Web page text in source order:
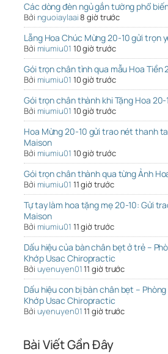
Các dòng đèn ngủ gắn tường phổ
Bởi nguoiaylaai8 giờ trước
Lẵng Hoa Chúc Mừng 20-10 gửi trọn
Bởi miumiu01 10 giờ trước
Gói trọn chân tình qua mẫu Hoa Tiền
Bởi miumiu01 10 giờ trước
Gói trọn chân thành khi Tặng Hoa 20-
Bởi miumiu01 10 giờ trước
Hoa Mừng 20-10 gửi trao nét thanh
Maison
Bởi miumiu01 10 giờ trước
Gói trọn chân thành qua từng Ảnh
Bởi miumiu01 11 giờ trước
Tự tay làm hoa tặng mẹ 20-10: Gửi
Maison
Bởi miumiu01 11 giờ trước
Dấu hiệu của bàn chân bẹt ở trẻ –
Khớp Usac Chiropractic
Bởi uyenuyen0111 giờ trước
Dấu hiệu con bị bàn chân bẹt –
Khớp Usac Chiropractic
Bởi uyenuyen0111 giờ trước
Bài Viết Gần Đây